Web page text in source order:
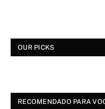
OUR PICKS
RECOMENDADO PARA